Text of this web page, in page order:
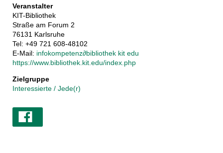
Veranstalter
KIT-Bibliothek
Straße am Forum 2
76131 Karlsruhe
Tel: +49 721 608-48102
E-Mail: infokompetenz∂bibliothek kit edu
https://www.bibliothek.kit.edu/index.php
Zielgruppe
Interessierte / Jede(r)